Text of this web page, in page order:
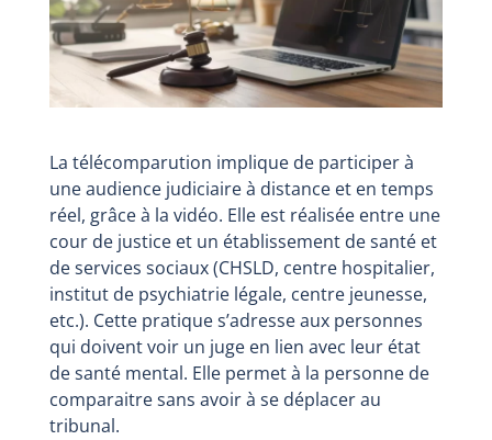
La télécomparution implique de participer à
une audience judiciaire à distance et en temps
réel, grâce à la vidéo. Elle est réalisée entre une
cour de justice et un établissement de santé et
de services sociaux (CHSLD, centre hospitalier,
institut de psychiatrie légale, centre jeunesse,
etc.). Cette pratique s’adresse aux personnes
qui doivent voir un juge en lien avec leur état
de santé mental. Elle permet à la personne de
comparaitre sans avoir à se déplacer au
tribunal.